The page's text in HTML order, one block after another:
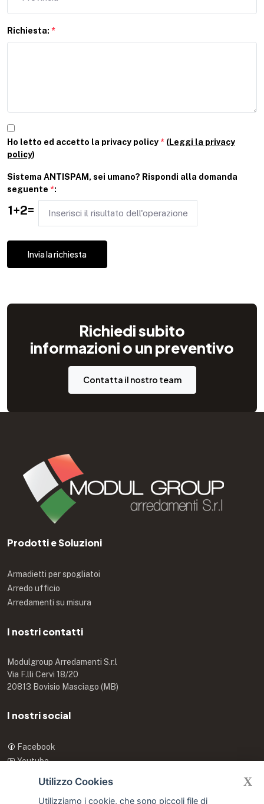
Richiesta: *
Ho letto ed accetto la privacy policy* (Leggi la privacy
policy)
Sistema ANTISPAM, sei umano? Rispondi alla domanda
seguente *:
1+2=
Invia la richiesta
Richiedi subito
informazioni o un preventivo
Contatta il nostro team
Prodotti e Soluzioni
Armadietti per spogliatoi
Arredo ufficio
Arredamenti su misura
I nostri contatti
Modulgroup Arredamenti S.r.l
Via F.lli Cervi 18/20
20813 Bovisio Masciago (MB)
I nostri social
Facebook
Youtube
Utilizzo Cookies
Utilizziamo i cookie, che sono piccoli file di
X